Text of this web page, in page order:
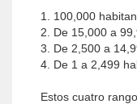
1. 100,000
2. De 15,000 a
3. De 2,500 a
4. De 1 a 2,499
Estos cuatro